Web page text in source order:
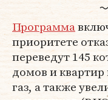
Программа
приоритете
переведут 145
домов и
газ, а также